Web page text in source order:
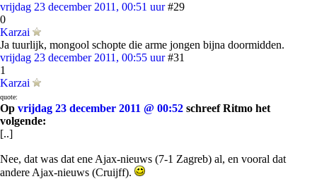
vrijdag 23 december 2011, 00:51 uur #29
0
Karzai
Ja tuurlijk, mongool schopte die arme jongen bijna doormidden.
vrijdag 23 december 2011, 00:55 uur #31
1
Karzai
quote:
Op vrijdag 23 december 2011 @ 00:52 schreef Ritmo het
volgende:
[..]
Nee, dat was dat ene Ajax-nieuws (7-1 Zagreb) al, en vooral dat
andere Ajax-nieuws (Cruijff).